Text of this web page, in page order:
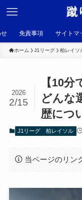
蹴
免責事項 サイトマ
ホーム J1リーグ 柏レイソ
【10
どんな
歴につ
2026
2/15
J1リーグ 柏レイソル
当ページのリン